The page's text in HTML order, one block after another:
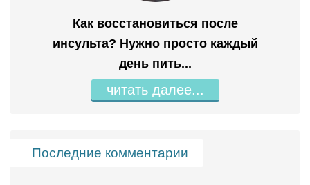
Как восстановиться после
инсульта? Нужно просто каждый
день пить...
читать далее...
Последние комментарии